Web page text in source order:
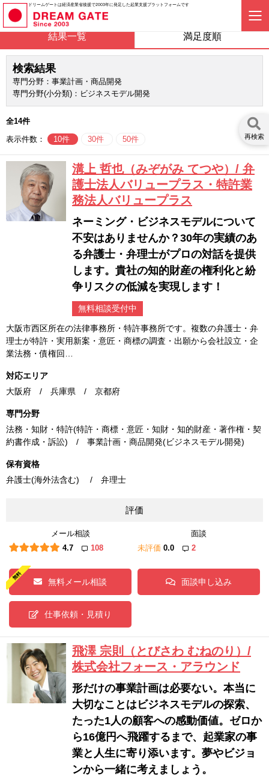
ドリームゲートは経済産業省後援で2003年に発足した起業支援プラットフォームです
結果一覧 満足度順
検索結果
専門分野：事業計画・商品開発
専門分野(小分類)：ビジネスモデル開発
全14件
表示件数：
10件 30件 50件 再検索
溝上 哲也（みぞがみ てつや）/ 弁
護士法人バリュープラス・特許業
務法人バリュープラス
ネーミング・ビジネスモデルについて
不安はありませんか？30年の実績のあ
る弁護士・弁理士がプロの対話を提供
します。貴社の知的財産の権利化と紛
争リスクの低減を実現します！
無料相談受付中
大阪市西区所在の法律事務所・特許事務所です。複数の弁護士・弁
理士が特許・実用新案・意匠・商標の調査・出願から会社設立・企
業法務・債権回…
対応エリア
大阪府 / 兵庫県 / 京都府
専門分野
法務・知財・特許(特許・商標・意匠・知財・知的財産・著作権・契
約書作成・訴訟) / 事業計画・商品開発(ビジネスモデル開発)
保有資格
弁護士(海外法含む) / 弁理士
評価
メール相談
4.7
108
面談
未評価 0.0 2
無料メール相談 面談申し込み
仕事依頼・見積り
飛澤 宗則（とびさわ むねのり）/
株式会社フォース・アラウンド
形だけの事業計画は必要ない。本当に
大切なことはビジネスモデルの探索、
たった1人の顧客への感動価値。ゼロか
ら16億円へ飛躍するまで、起業家の事
業と人生に寄り添います。夢やビジョ
ンから一緒に考えましょう。